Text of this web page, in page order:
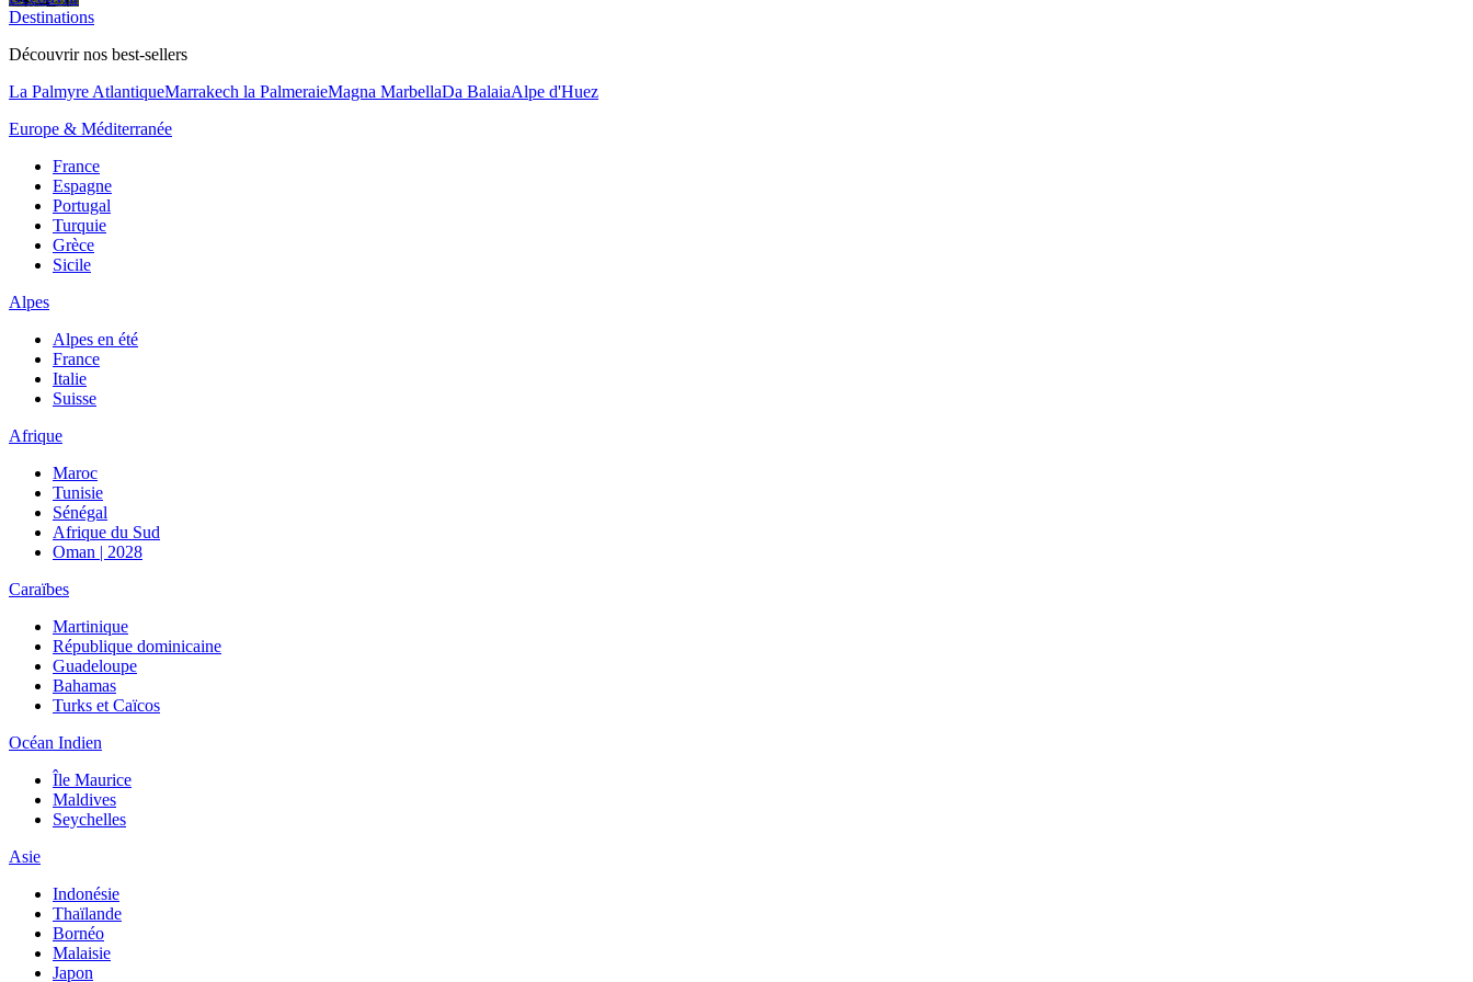
Destinations
Découvrir nos best-sellers
La Palmyre AtlantiqueMarrakech la PalmeraieMagna MarbellaDa BalaiaAlpe d'Huez
Europe & Méditerranée
France
Espagne
Portugal
Turquie
Grèce
Sicile
Alpes
Alpes en été
France
Italie
Suisse
Afrique
Maroc
Tunisie
Sénégal
Afrique du Sud
Oman | 2028
Caraïbes
Martinique
République dominicaine
Guadeloupe
Bahamas
Turks et Caïcos
Océan Indien
Île Maurice
Maldives
Seychelles
Asie
Indonésie
Thaïlande
Bornéo
Malaisie
Japon